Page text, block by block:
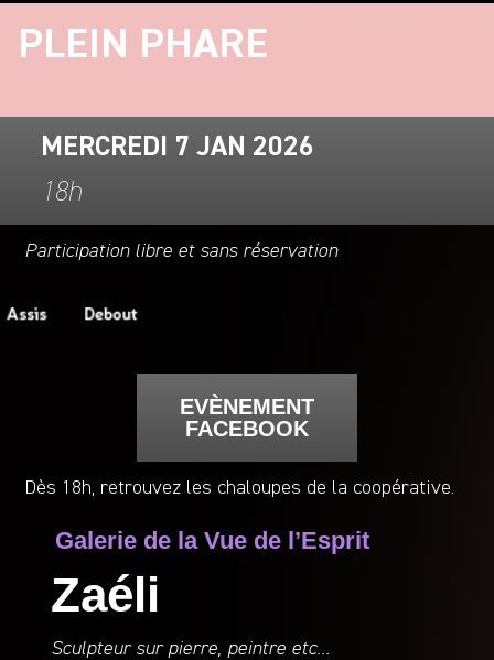
PLEIN PHARE
MERCREDI 7 JAN 2026
18h
Participation libre et sans réservation
EVÈNEMENT
FACEBOOK
Dès 18h, retrouvez les chaloupes de la coopérative.
Galerie de la Vue de l’Esprit
Zaéli
Sculpteur sur pierre, peintre etc…